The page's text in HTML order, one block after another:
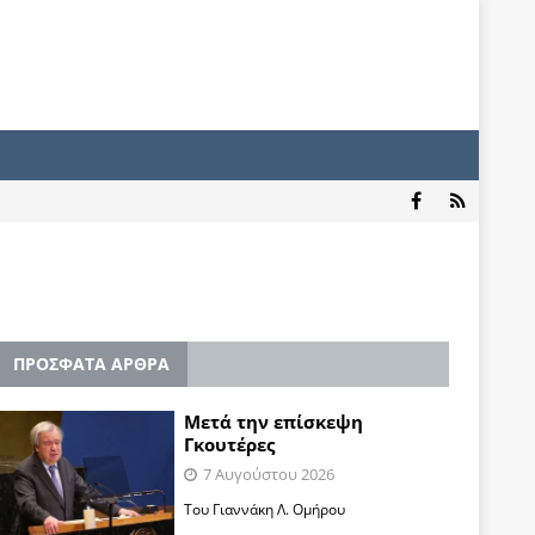
ΠΡΟΣΦΑΤΑ ΑΡΘΡΑ
Μετά την επίσκεψη
Γκουτέρες
7 Αυγούστου 2026
Του Γιαννάκη Λ. Ομήρου